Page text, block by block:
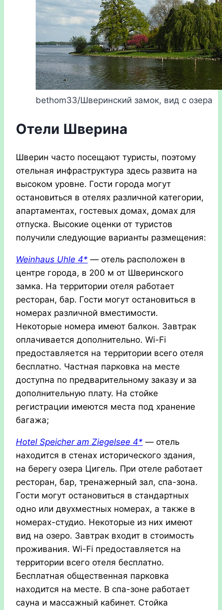
bethom33/Шверинский замок, вид с озера
Отели Шверина
Шверин часто посещают туристы, поэтому
отельная инфраструктура здесь развита на
высоком уровне. Гости города могут
остановиться в отелях различной категории,
апартаментах, гостевых домах, домах для
отпуска. Высокие оценки от туристов
получили следующие варианты размещения:
Weinhaus Uhle 4* — отель расположен в
центре города, в 200 м от Шверинского
замка. На территории отеля работает
ресторан, бар. Гости могут остановиться в
номерах различной вместимости.
Некоторые номера имеют балкон. Завтрак
оплачивается дополнительно. Wi-Fi
предоставляется на территории всего отеля
бесплатно. Частная парковка на месте
доступна по предварительному заказу и за
дополнительную плату. На стойке
регистрации имеются места под хранение
багажа;
Hotel Speicher am Ziegelsee 4* — отель
находится в стенах исторического здания,
на берегу озера Цигель. При отеле работает
ресторан, бар, тренажерный зал, спа-зона.
Гости могут остановиться в стандартных
одно или двухместных номерах, а также в
номерах-студио. Некоторые из них имеют
вид на озеро. Завтрак входит в стоимость
проживания. Wi-Fi предоставляется на
территории всего отеля бесплатно.
Бесплатная общественная парковка
находится на месте. В спа-зоне работает
сауна и массажный кабинет. Стойка